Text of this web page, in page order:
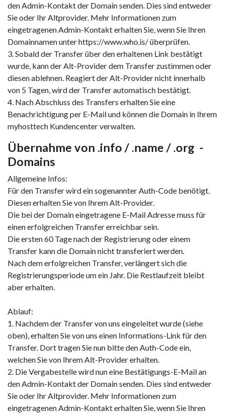
den Admin-Kontakt der Domain senden. Dies sind entweder
Sie oder Ihr Altprovider. Mehr Informationen zum
eingetragenen Admin-Kontakt erhalten Sie, wenn Sie Ihren
Domainnamen unter https://www.who.is/ überprüfen.
3. Sobald der Transfer über den erhaltenen Link bestätigt
wurde, kann der Alt-Provider dem Transfer zustimmen oder
diesen ablehnen. Reagiert der Alt-Provider nicht innerhalb
von 5 Tagen, wird der Transfer automatisch bestätigt.
4. Nach Abschluss des Transfers erhalten Sie eine
Benachrichtigung per E-Mail und können die Domain in Ihrem
myhosttech Kundencenter verwalten.
Übernahme von .info / .name / .org -
Domains
Allgemeine Infos:
Für den Transfer wird ein sogenannter Auth-Code benötigt.
Diesen erhalten Sie von Ihrem Alt-Provider.
Die bei der Domain eingetragene E-Mail Adresse muss für
einen erfolgreichen Transfer erreichbar sein.
Die ersten 60 Tage nach der Registrierung oder einem
Transfer kann die Domain nicht transferiert werden.
Nach dem erfolgreichen Transfer, verlängert sich die
Registrierungsperiode um ein Jahr. Die Restlaufzeit bleibt
aber erhalten.
Ablauf:
1. Nachdem der Transfer von uns eingeleitet wurde (siehe
oben), erhalten Sie von uns einen Informations-Link für den
Transfer. Dort tragen Sie nun bitte den Auth-Code ein,
welchen Sie von Ihrem Alt-Provider erhalten.
2. Die Vergabestelle wird nun eine Bestätigungs-E-Mail an
den Admin-Kontakt der Domain senden. Dies sind entweder
Sie oder Ihr Altprovider. Mehr Informationen zum
eingetragenen Admin-Kontakt erhalten Sie, wenn Sie Ihren